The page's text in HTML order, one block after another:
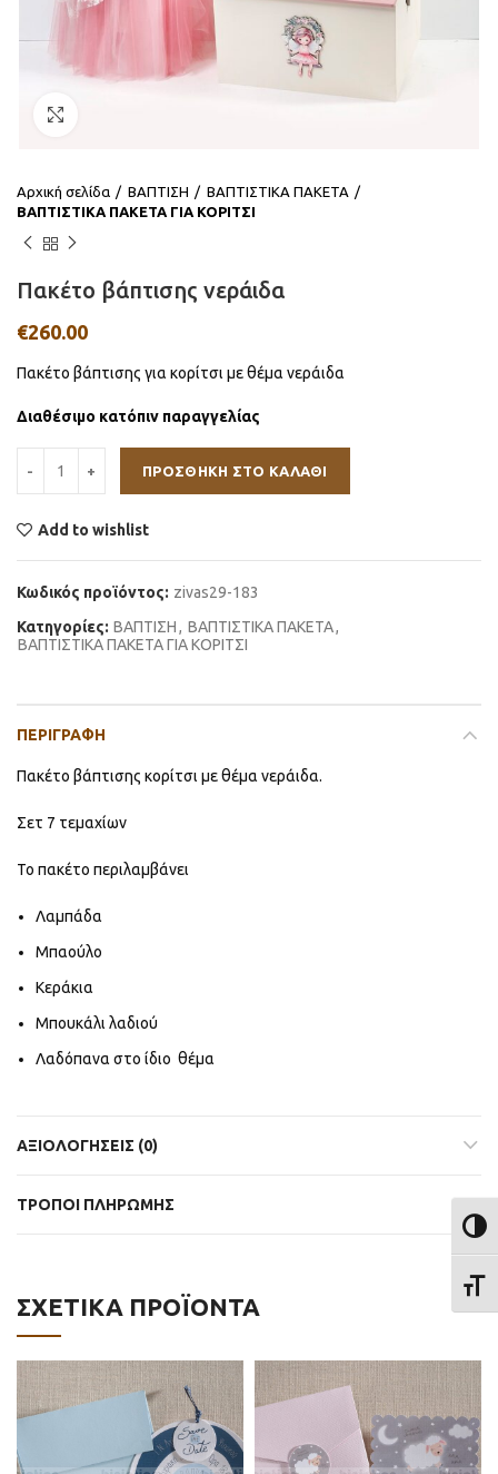
Αρχική σελίδα ΒΑΠΤΙΣΗ
ΒΑΠΤΙΣΤΙΚΑ ΠΑΚΕΤΑ
ΒΑΠΤΙΣΤΙΚΑ ΠΑΚΕΤΑ ΓΙΑ ΚΟΡΙΤΣΙ
Πακέτο βάπτισης νεράιδα
€260.00
Πακέτο βάπτισης για κορίτσι με θέμα νεράιδα
Διαθέσιμο κατόπιν παραγγελίας
ΠΡΟΣΘΉΚΗ ΣΤΟ ΚΑΛΆΘΙ
Add to wishlist
Κωδικός προϊόντος: zivas29-183
Κατηγορίες: ΒΑΠΤΙΣΗ, ΒΑΠΤΙΣΤΙΚΑ ΠΑΚΕΤΑ,
ΒΑΠΤΙΣΤΙΚΑ ΠΑΚΕΤΑ ΓΙΑ ΚΟΡΙΤΣΙ
ΠΕΡΙΓΡΑΦΉ
Πακέτο βάπτισης κορίτσι με θέμα νεράιδα.
Σετ 7 τεμαχίων
Το πακέτο περιλαμβάνει
Λαμπάδα
Μπαούλο
Κεράκια
Μπουκάλι λαδιού
Λαδόπανα στο ίδιο θέμα
ΑΞΙΟΛΟΓΉΣΕΙΣ (0)
ΤΡΟΠΟΙ ΠΛΗΡΩΜΗΣ
ΣΧΕΤΙΚΆ ΠΡΟΪΌΝΤΑ